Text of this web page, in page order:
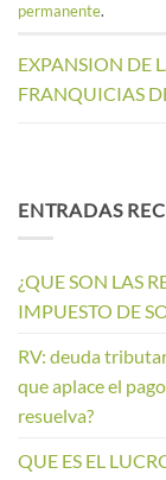
permanente.
EXPANSION DE
FRANQUICIAS
ENTRADAS
¿QUE SON LAS
IMPUESTO DE
RV: deuda
que aplace el
resuelva?
QUE ES EL